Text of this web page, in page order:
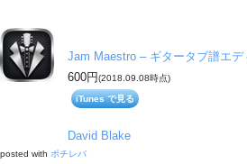
Jam Maestro – ギタータブ譜エデ
600円(2018.09.08時点)
iTunes で見る
David Blake
posted with ポチレバ